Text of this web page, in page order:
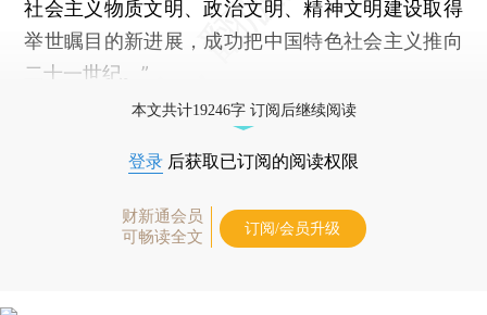
社会主义物质文明、政治文明、精神文明建设取得
举世瞩目的新进展，成功把中国特色社会主义推向
二十一世纪。”
本文共计19246字 订阅后继续阅读
登录 后获取已订阅的阅读权限
财新通会员
可畅读全文
订阅/会员升级